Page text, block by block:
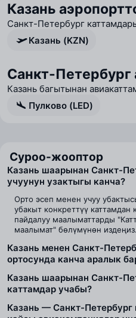
Казань
Санкт-Петербург
Казань (KZN)
Санкт-Петербург
Казань багытынан
Пулково (LED)
Суроо-жооптор
Казань шаарынан Санкт-
учуунун узактыгы канча?
Орто эсеп менен учуу
убакыт конкреттүү
пайдалуу маалыматтарды
маалымат" бөлүмүнөн издеңиз.
Казань менен Санкт-
ортосунда канча аралык
Казань шаарынан Санкт-
каттамдар учабы?
Казань — Санкт-